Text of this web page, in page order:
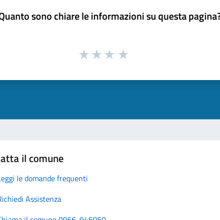
sono chiare le informazioni su questa
il comune
le domande frequenti
Assistenza